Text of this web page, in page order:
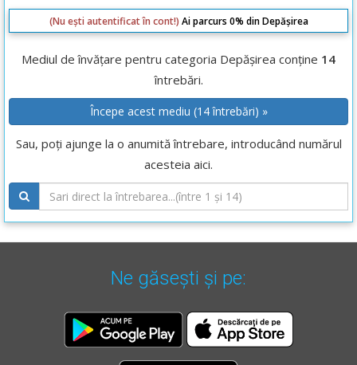
(Nu ești autentificat în cont!) Ai parcurs 0% din Depășirea
Mediul de învățare pentru categoria Depășirea conține 14
întrebări.
Începe acest mediu (14 întrebări) »
Sau, poți ajunge la o anumită întrebare, introducând numărul
acesteia aici.
Ne găsești și pe: